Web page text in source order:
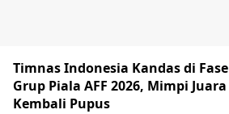
Timnas Indonesia Kandas di Fase
Grup Piala AFF 2026, Mimpi Juara
Kembali Pupus